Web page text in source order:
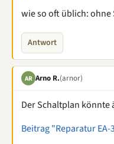
wie so oft üblich:
Antwort
AR Arno R.(arnor)
Der Schaltplan könnte
Beitrag "Reparatur EA-